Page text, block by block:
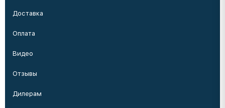
Доставка
Оплата
Видео
Отзывы
Дилерам